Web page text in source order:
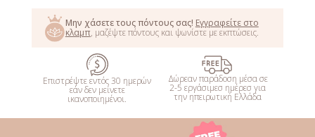
Μην χάσετε τους πόντους σας! Εγγραφείτε στο
κλαμπ, μαζέψτε πόντους και ψωνίστε με εκπτώσεις.
Επιστρέψτε εντός 30 ημερών
εάν δεν μείνετε
ικανοποιημένοι.
Δώρεαν παράδοση μέσα σε
2-5 εργάσιμεσ ημέρεσ για
την ηπειρωτική Ελλάδα